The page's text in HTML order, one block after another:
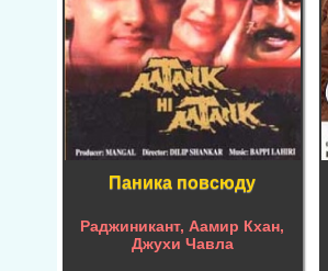
Паника повсюду
Раджиникант, Аамир Кхан,
Джухи Чавла